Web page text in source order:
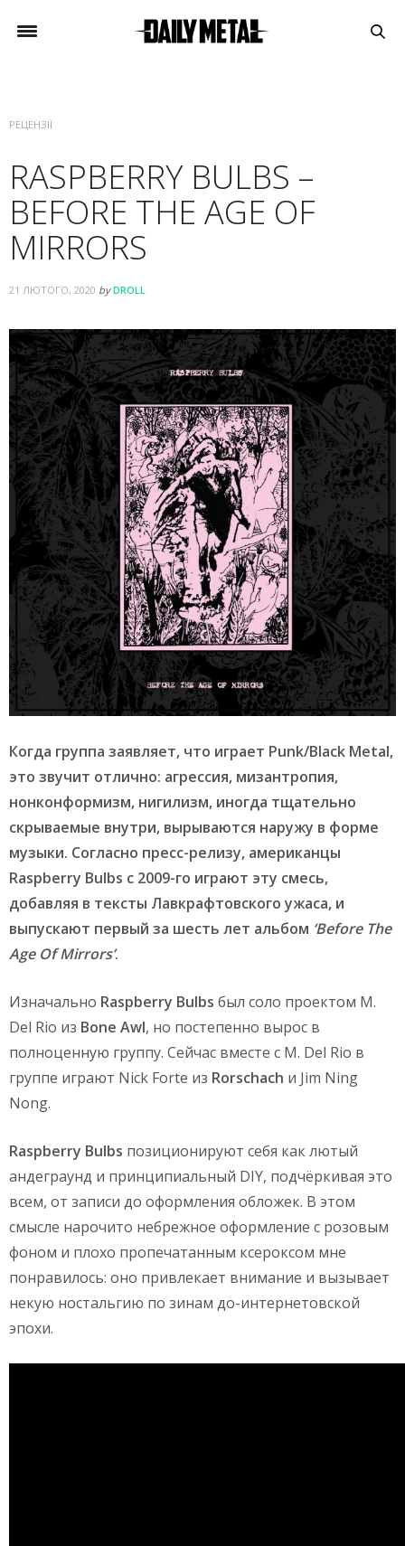
РЕЦЕНЗІЇ
RASPBERRY BULBS –
BEFORE THE AGE OF
MIRRORS
21 ЛЮТОГО, 2020 by DROLL
Когда группа заявляет, что играет Punk/Black Metal,
это звучит отлично: агрессия, мизантропия,
нонконформизм, нигилизм, иногда тщательно
скрываемые внутри, вырываются наружу в форме
музыки. Согласно пресс-релизу, американцы
Raspberry Bulbs с 2009-го играют эту смесь,
добавляя в тексты Лавкрафтовского ужаса, и
выпускают первый за шесть лет альбом ‘Before The
Age OfMirrors’.
Изначально Raspberry Bulbs был соло проектом M.
Del Rio из Bone Awl, но постепенно вырос в
полноценную группу. Сейчас вместе с M. Del Rio в
группе играют Nick Forte из Rorschach и Jim Ning
Nong.
Raspberry Bulbs позиционируют себя как лютый
андеграунд и принципиальный DIY, подчёркивая это
всем, от записи до оформления обложек. В этом
смысле нарочито небрежное оформление с розовым
фоном и плохо пропечатанным ксероксом мне
понравилось: оно привлекает внимание и вызывает
некую ностальгию по зинам до-интернетовской
эпохи.